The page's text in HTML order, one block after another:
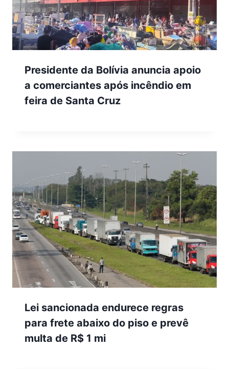
Presidente da Bolívia anuncia apoio
a comerciantes após incêndio em
feira de Santa Cruz
Lei sancionada endurece regras
para frete abaixo do piso e prevê
multa de R$ 1 mi